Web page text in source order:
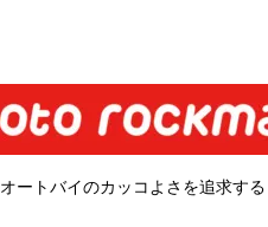
オートバイのカッコよさを追求する